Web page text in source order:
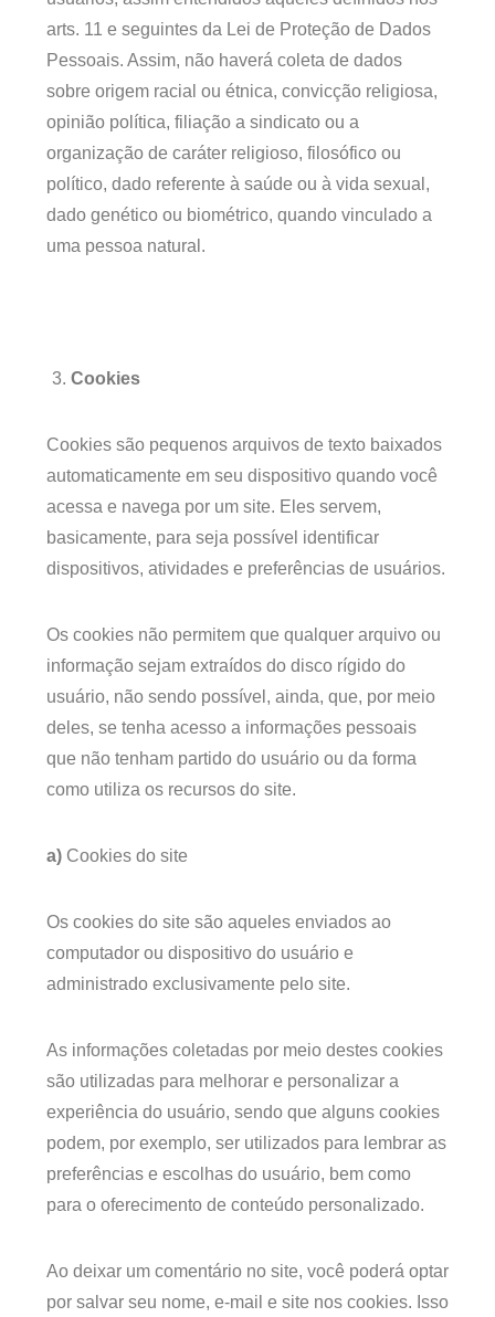
arts. 11 e seguintes da Lei de Proteção de Dados
Pessoais. Assim, não haverá coleta de dados
sobre origem racial ou étnica, convicção religiosa,
opinião política, filiação a sindicato ou a
organização de caráter religioso, filosófico ou
político, dado referente à saúde ou à vida sexual,
dado genético ou biométrico, quando vinculado a
uma pessoa natural.
Cookies
Cookies são pequenos arquivos de texto baixados
automaticamente em seu dispositivo quando você
acessa e navega por um site. Eles servem,
basicamente, para seja possível identificar
dispositivos, atividades e preferências de usuários.
Os cookies não permitem que qualquer arquivo ou
informação sejam extraídos do disco rígido do
usuário, não sendo possível, ainda, que, por meio
deles, se tenha acesso a informações pessoais
que não tenham partido do usuário ou da forma
como utiliza os recursos do site.
a) Cookies do site
Os cookies do site são aqueles enviados ao
computador ou dispositivo do usuário e
administrado exclusivamente pelo site.
As informações coletadas por meio destes cookies
são utilizadas para melhorar e personalizar a
experiência do usuário, sendo que alguns cookies
podem, por exemplo, ser utilizados para lembrar as
preferências e escolhas do usuário, bem como
para o oferecimento de conteúdo personalizado.
Ao deixar um comentário no site, você poderá optar
por salvar seu nome, e-mail e site nos cookies. Isso